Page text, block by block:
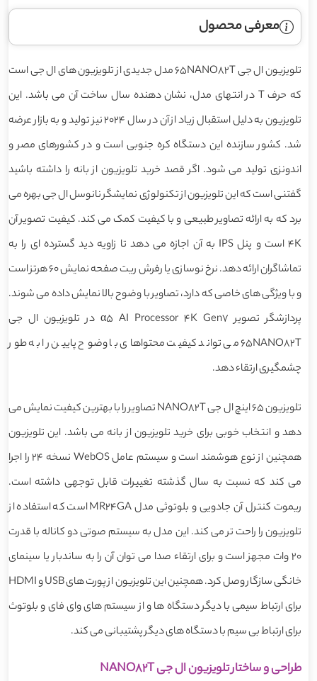
معرفی محصول
تلویزیون ال جی 65NANO82T مدل جدیدی از تلویزیون های ال جی است
که حرف T در انتهای مدل، نشان دهنده سال ساخت آن می باشد. این
تلویزیون به دلیل استقبال زیاد از آن در سال 2024 نیز تولید و به بازار عرضه
شد. کشور سازنده این دستگاه کره جنوبی است و در کشورهای مصر و
اندونزی تولید می شود. اگر قصد خرید تلویزیون از بانه را داشته باشید
گفتنی است که این تلویزیون از تکنولوژی نمایشگر نانوسل ال جی بهره می
برد که به ارائه تصاویر طبیعی و با کیفیت کمک می کند. کیفیت تصویر آن
4K است و پنل IPS به آن اجازه می دهد تا زاویه دید گسترده ای را به
تماشاگران ارائه دهد. نرخ نوسازی یا رفرش ریت صفحه نمایش 60 هرتز است
و با ویژگی های خاصی که دارد، تصاویر با وضوح بالا نمایش داده می شوند.
پردازشگر تصویر α5 AI Processor 4K Gen7 در تلویزیون ال جی
65NANO82T می تواند کیفیت محتواهای با وضوح پایین را به طور
چشمگیری ارتقاء دهد.
تلویزیون 65 اینچ ال جی NANO82T تصاویر را با بهترین کیفیت نمایش می
دهد و انتخاب خوبی برای خرید تلویزیون از بانه می باشد. این تلویزیون
همچنین از نوع هوشمند است و سیستم عامل WebOS نسخه 24 را اجرا
می کند که نسبت به سال گذشته تغییرات قابل توجهی داشته است.
ریموت کنترل آن جادویی و بلوتوثی مدل MR24GA است که استفاده از
تلویزیون را راحت تر می کند. این مدل به سیستم صوتی دو کاناله با قدرت
20 وات مجهز است و برای ارتقاء صدا می توان آن را به ساندبار یا سینمای
خانگی سازگار وصل کرد. همچنین این تلویزیون از پورت های USB و HDMI
برای ارتباط سیمی با دیگر دستگاه ها و از سیستم های وای فای و بلوتوث
برای ارتباط بی سیم با دستگاه های دیگر پشتیبانی می کند.
طراحی و ساختار تلویزیون ال جی NANO82T